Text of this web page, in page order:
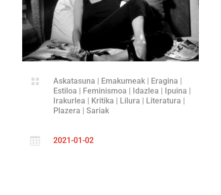
 Askatasuna Emakumeak| Eragina
Estiloa
Feminismoa Idazlea Ipuina
Irakurlea
Kritika Lilura Literatura
Plazera
Sariak
 2021-01-02